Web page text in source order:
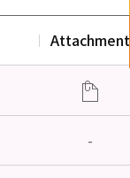
Attachment
-